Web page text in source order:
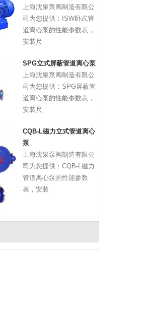
上海沈泉泵阀制造有限公
司为您提供：ISW卧式管
道离心泵的性能参数表，
安装尺
SPG立式屏蔽管道离心泵
上海沈泉泵阀制造有限公
司为您提供：SPG屏蔽管
道离心泵的性能参数表，
安装尺
CQB-L磁力立式管道离心
泵
上海沈泉泵阀制造有限公
司为您提供：CQB-L磁力
管道离心泵的性能参数
表，安装